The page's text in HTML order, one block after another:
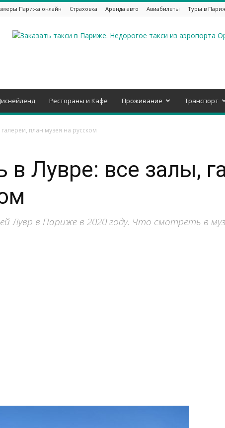
Парижа онлайн Страховка Аренда авто Авиабилеты Туры в
Рестораны и Кафе Проживание Транспорт
план музея на русском
в Лувре: все залы,
Лувр в Париже в 2020 году. Что смотреть в